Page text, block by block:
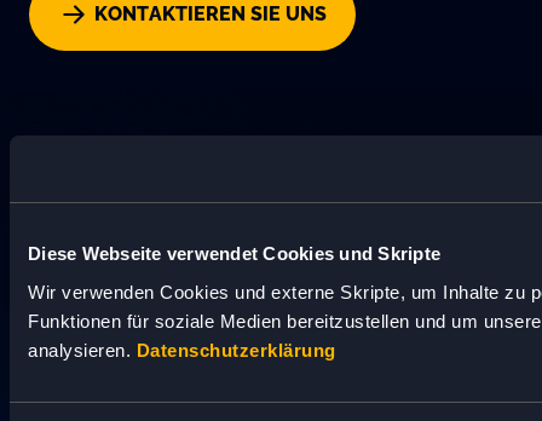
Diese Webseite verwendet Cookies und Skripte
Wir verwenden Cookies und externe Skripte, um Inhalte zu
Funktionen für soziale Medien bereitzustellen und um
analysieren. Datenschutzerklärung
KONTAKTIEREN SIE UNS
AUTOMATISIERTES PRINT-
PUBLISHING